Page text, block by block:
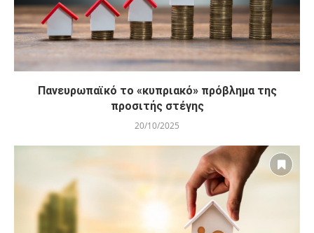
Πανευρωπαϊκό το «κυπριακό» πρόβλημα της
προσιτής στέγης
20/10/2025